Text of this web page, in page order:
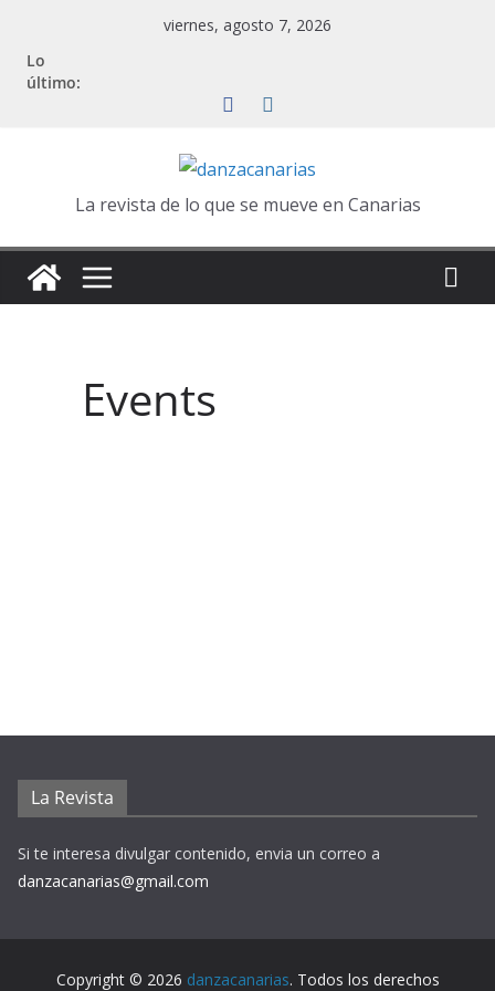
contenido
viernes, agosto 7, 2026
Lo
último:
La revista de lo que se mueve en Canarias
Events
La Revista
Si te interesa divulgar contenido, envia un correo a
danzacanarias@gmail.com
Copyright © 2026 danzacanarias. Todos los derechos